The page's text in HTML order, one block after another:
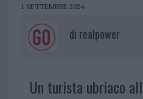
1 SETTEMBRE 2024
di realpower
Un turista ubriaco